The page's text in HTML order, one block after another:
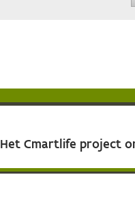
Het Cmartlife project